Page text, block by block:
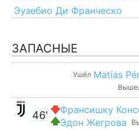
Эузебио Ди Франческо
ЗАПАСНЫЕ
Ушёл Matías
Франсишку
Эдон Жегрова
46'